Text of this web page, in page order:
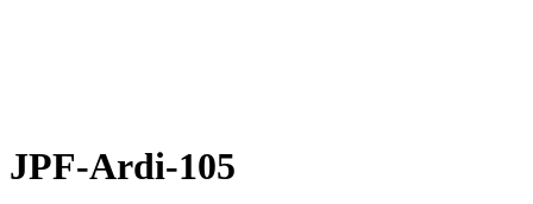
JPF-Ardi-105